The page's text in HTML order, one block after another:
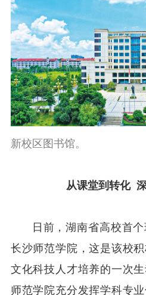
新校区图书馆。
从课堂到转化
日前，湖南省高校首
长沙师范学院，这是该校
文化科技人才培养的一次
师范学院充分发挥学科专